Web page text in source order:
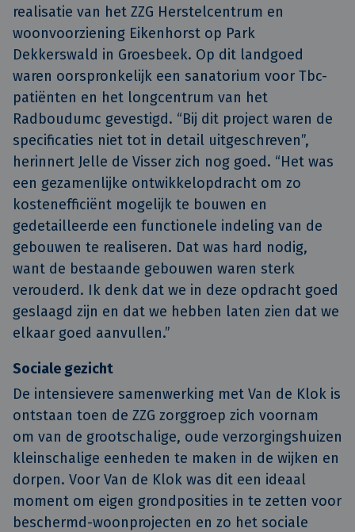
realisatie van het ZZG Herstelcentrum en
woonvoorziening Eikenhorst op Park
Dekkerswald in Groesbeek. Op dit landgoed
waren oorspronkelijk een sanatorium voor Tbc-
patiënten en het longcentrum van het
Radboudumc gevestigd. “Bij dit project waren de
specificaties niet tot in detail uitgeschreven”,
herinnert Jelle de Visser zich nog goed. “Het was
een gezamenlijke ontwikkelopdracht om zo
kostenefficiënt mogelijk te bouwen en
gedetailleerde een functionele indeling van de
gebouwen te realiseren. Dat was hard nodig,
want de bestaande gebouwen waren sterk
verouderd. Ik denk dat we in deze opdracht goed
geslaagd zijn en dat we hebben laten zien dat we
elkaar goed aanvullen.”
Sociale gezicht
De intensievere samenwerking met Van de Klok is
ontstaan toen de ZZG zorggroep zich voornam
om van de grootschalige, oude verzorgingshuizen
kleinschalige eenheden te maken in de wijken en
dorpen. Voor Van de Klok was dit een ideaal
moment om eigen grondposities in te zetten voor
beschermd-woonprojecten en zo het sociale